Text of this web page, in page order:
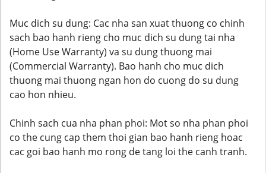
Muc dich su dung: Cac nha san xuat thuong co chinh
sach bao hanh rieng cho muc dich su dung tai nha
(Home Use Warranty) va su dung thuong mai
(Commercial Warranty). Bao hanh cho muc dich
thuong mai thuong ngan hon do cuong do su dung
cao hon nhieu.
Chinh sach cua nha phan phoi: Mot so nha phan phoi
co the cung cap them thoi gian bao hanh rieng hoac
cac goi bao hanh mo rong de tang loi the canh tranh.